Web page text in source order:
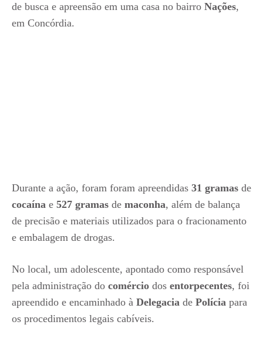
de busca e apreensão em uma casa no bairro Nações,
em Concórdia.
Durante a ação, foram foram apreendidas 31 gramas de
cocaína e 527 gramas de maconha, além de balança
de precisão e materiais utilizados para o fracionamento
e embalagem de drogas.
No local, um adolescente, apontado como responsável
pela administração do comércio dos entorpecentes, foi
apreendido e encaminhado à Delegacia de Polícia para
os procedimentos legais cabíveis.